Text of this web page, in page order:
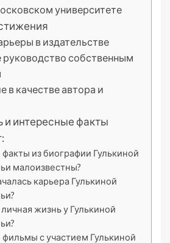
университете
в издательстве
руководство собственным
в качестве автора и
и интересные факты
факты из биографии Гулькиной
малоизвестны?
карьера Гулькиной
личная жизнь у Гулькиной
фильмы с участием Гулькиной